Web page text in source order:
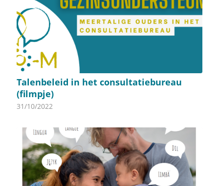
Talenbeleid in het consultatiebureau
(filmpje)
31/10/2022